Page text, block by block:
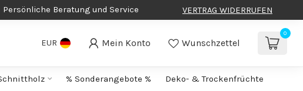
Persönliche Beratung und Service VERTRAG WIDERRUFEN
EUR Mein Konto Wunschzettel
0
% Sonderangebote % Deko- & Trockenfrüchte